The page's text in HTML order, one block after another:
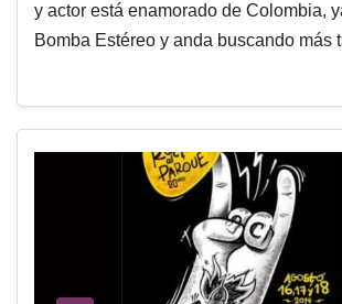
y actor está enamorado de Colombia,
Bomba Estéreo y anda buscando más